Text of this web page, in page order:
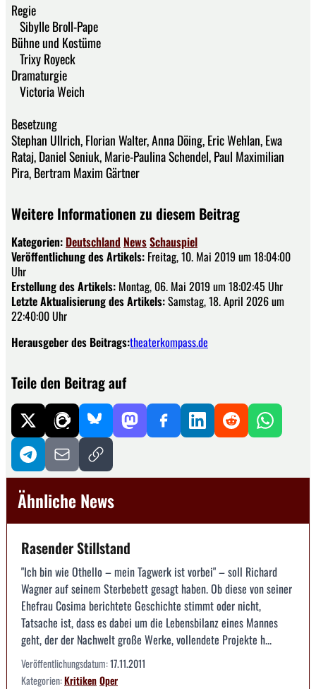
Regie
Sibylle Broll-Pape
Bühne und Kostüme
Trixy Royeck
Dramaturgie
Victoria Weich
Besetzung
Stephan Ullrich, Florian Walter, Anna Döing, Eric Wehlan, Ewa
Rataj, Daniel Seniuk, Marie-Paulina Schendel, Paul Maximilian
Pira, Bertram Maxim Gärtner
Weitere Informationen zu diesem Beitrag
Kategorien: Deutschland NewsSchauspiel
Veröffentlichung des Artikels: Freitag, 10. Mai 2019 um 18:04:00
Uhr
Erstellung des Artikels: Montag, 06. Mai 2019 um 18:02:45 Uhr
Letzte Aktualisierung des Artikels:Samstag, 18. April 2026 um
22:40:00 Uhr
Herausgeber des Beitrags:theaterkompass.de
Teile den Beitrag auf
Ähnliche News
Rasender Stillstand
"Ich bin wie Othello – mein Tagwerk ist vorbei" – soll Richard
Wagner auf seinem Sterbebett gesagt haben. Ob diese von seiner
Ehefrau Cosima berichtete Geschichte stimmt oder nicht,
Tatsache ist, dass es dabei um die Lebensbilanz eines Mannes
geht, der der Nachwelt große Werke, vollendete Projekte h...
Veröffentlichungsdatum:17.11.2011
Kategorien:KritikenOper